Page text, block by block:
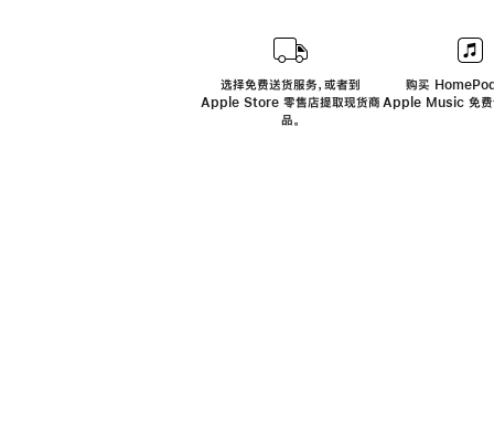
选择免费送货服务，或者到
Apple Store 零售店提取现货商
品。
购买
Apple Music 免费